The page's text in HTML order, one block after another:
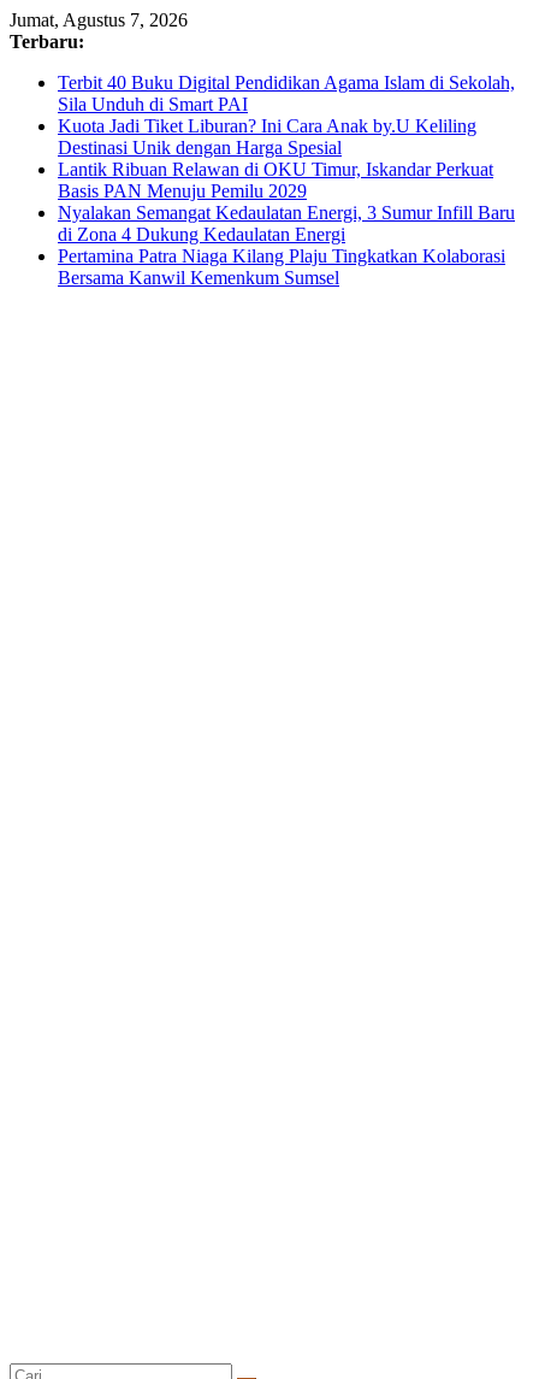
Skip
to
Jumat, Agustus 7, 2026
Terbaru:
Terbit 40 Buku Digital Pendidikan Agama Islam di Sekolah,
Sila Unduh di Smart PAI
Kuota Jadi Tiket Liburan? Ini Cara Anak by.U Keliling
Destinasi Unik dengan Harga Spesial
Lantik Ribuan Relawan di OKU Timur, Iskandar Perkuat
Basis PAN Menuju Pemilu 2029
Nyalakan Semangat Kedaulatan Energi, 3 Sumur Infill Baru
di Zona 4 Dukung Kedaulatan Energi
Pertamina Patra Niaga Kilang Plaju Tingkatkan Kolaborasi
Bersama Kanwil Kemenkum Sumsel